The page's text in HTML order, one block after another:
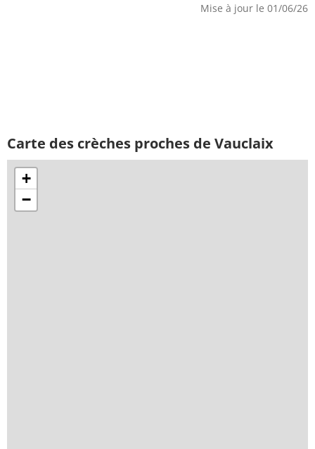
Mise à jour le 01/06/26
Carte des crèches proches de Vauclaix
+
−